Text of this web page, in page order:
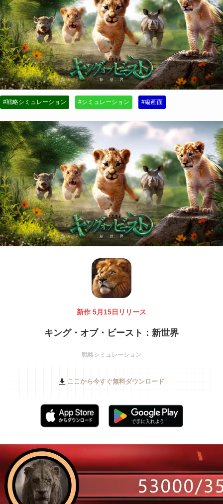
#戦略シミュレーション #シミュレーション #縦画面
新作 5月15日リリース
キング・オブ・ビースト：新世界
戦略シミュレーション
ここから今すぐ無料ダウンロード